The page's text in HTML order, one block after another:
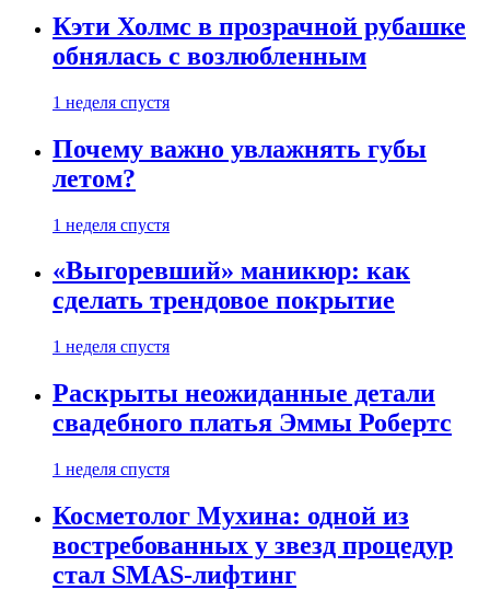
Кэти Холмс в прозрачной рубашке
обнялась с возлюбленным
1 неделя спустя
Почему важно увлажнять губы
летом?
1 неделя спустя
«Выгоревший» маникюр: как
сделать трендовое покрытие
1 неделя спустя
Раскрыты неожиданные детали
свадебного платья Эммы Робертс
1 неделя спустя
Косметолог Мухина: одной из
востребованных у звезд процедур
стал SMAS-лифтинг